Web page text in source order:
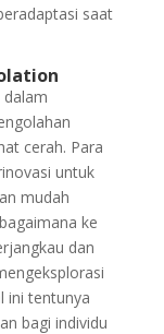
saat
cerah. Para
untuk
mudah
ke
dan
ini tentunya
bagi individu